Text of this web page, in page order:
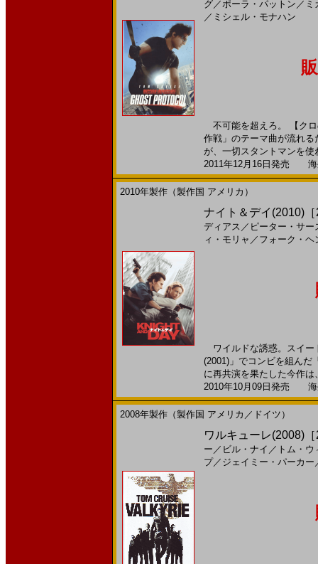
グ／ポーラ・パットン ／
／ ミシェル・モナハン
不可能を超えろ。 【ク
作戦」のテーマ曲が流れ
が、一切スタントマンを
2011年12月16日発売 海
2010年製作（製作国 アメリカ）
ナイト＆デイ(2010)
ディアス ／ ピーター・サー
ィ・モリャ ／ フォーク・ヘ
ワイルドな誘惑。スイー
(2001)」でコンビを組んだ
に再共演を果たした今作
2010年10月09日発売 海
2008年製作（製作国 アメリカ／ドイツ）
ワルキューレ(2008)
ー ／ ビル・ナイ ／ トム・
プ／ ジェイミー・パーカー